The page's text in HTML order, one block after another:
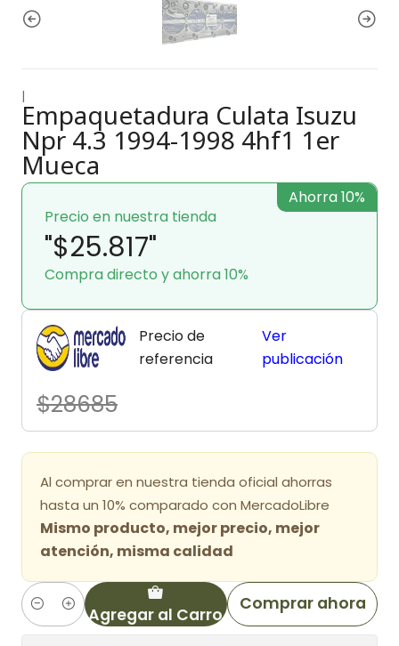
|
Empaquetadura Culata Isuzu
Npr 4.3 1994-1998 4hf1 1er
Mueca
Precio en nuestra tienda
"$25.817"
Compra directo y ahorra 10%
Ahorra 10%
Precio de
referencia
$28685
Ver
publicación
Al comprar en nuestra tienda oficial ahorras
hasta un 10% comparado con MercadoLibre
Mismo producto, mejor precio, mejor
atención, misma calidad
Cantidad Agregar al Carro
Comprar ahora